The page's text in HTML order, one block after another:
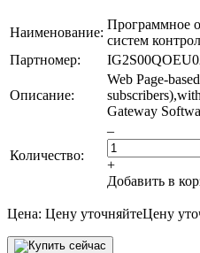
Наименование:
Программное
систем
Партномер:
Описание:
Web Page-
Gateway
Количество:
–
+
Добавить в
Цена: Цену уточняйтеЦену